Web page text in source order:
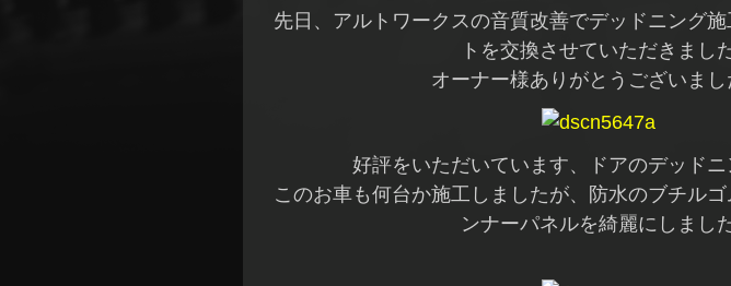
先日、アルトワークスの音質改善でデッドニング
トを交換させていただきまし
オーナー様ありがとうございま
好評をいただいています、ドアのデッド
このお車も何台か施工しましたが、防水のブチル
ンナーパネルを綺麗にしまし